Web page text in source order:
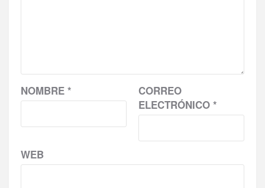
NOMBRE *
CORREO
ELECTRÓNICO *
WEB